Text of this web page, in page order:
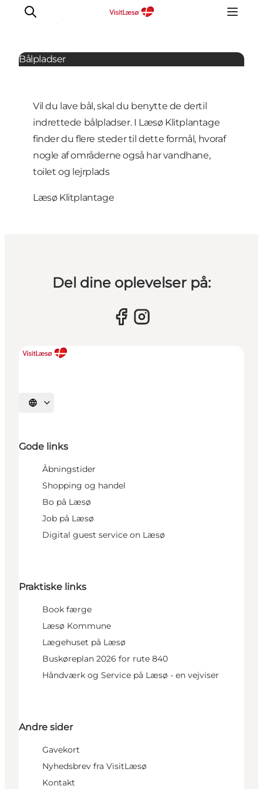
Offentlige steder
Bålpladser
Vil du lave bål, skal du benytte de dertil
indrettede bålpladser. I Læsø Klitplantage
finder du flere steder til dette formål, hvoraf
nogle af områderne også har vandhane,
toilet og lejrplads
Læsø Klitplantage
Del dine oplevelser på:
Vælg sprog
Gode links
Åbningstider
Shopping og handel
Bo på Læsø
Job på Læsø
Digital guest service on Læsø
Praktiske links
Book færge
Læsø Kommune
Lægehuset på Læsø
Buskøreplan 2026 for rute 840
Håndværk og Service på Læsø - en vejviser
Andre sider
Gavekort
Nyhedsbrev fra VisitLæsø
Kontakt